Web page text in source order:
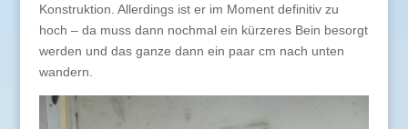
Konstruktion. Allerdings ist er im Moment definitiv zu
hoch – da muss dann nochmal ein kürzeres Bein besorgt
werden und das ganze dann ein paar cm nach unten
wandern.